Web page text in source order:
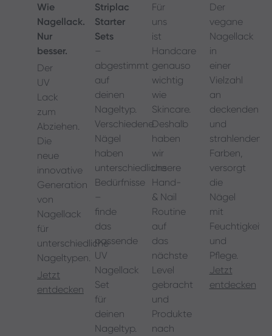
Wie
Nagellack.
Nur
besser.
Der
UV
Lack
zum
Abziehen.
Die
neue
innovative
Generation
von
Nagellack
für
unterschiedliche
Nageltypen.
Jetzt
entdecken
Striplac
Starter
Sets
abgestimmt
auf
deinen
Nageltyp.
Verschiedene
Nägel
haben
unterschiedliche
Bedürfnisse
finde
das
passende
UV
Nagellack
Set
für
deinen
Nageltyp.
Für
uns
ist
Handcare
genauso
wichtig
wie
Skincare.
Deshalb
haben
wir
unsere
Hand-
& Nail
Routine
auf
das
nächste
Level
gebracht
und
Produkte
nach
Der
vegane
Nagellack
in
einer
Vielzahl
an
deckenden
und
strahlenden
Farben,
versorgt
die
Nägel
mit
Feuchtigkeit
und
Pflege.
Jetzt
entdecken